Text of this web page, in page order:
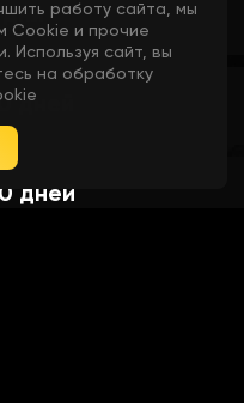
дней
дней
работу сайта, мы
Cookie и прочие
Используя сайт, вы
на обработку